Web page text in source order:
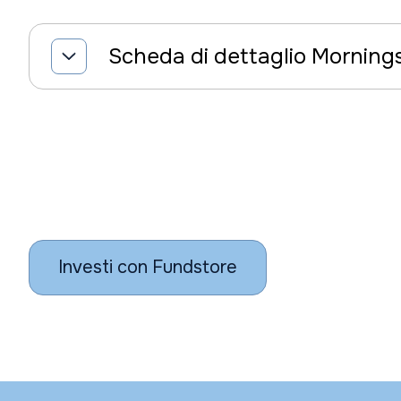
Scheda di dettaglio
Investi con Fundstore